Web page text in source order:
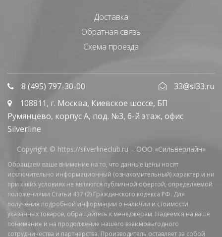
Доставка
Обратная связь
Схема проезда
8 (495) 797-30-00
33@sl33.ru
108811, г. Москва, Киевское шоссе, БП
Румянцево, корпус А, под. №3, 6-й этаж, офис
Silverline
Copyright © https://silverlineclub.ru – ООО «Сильверлайн»
Обращаем ваше внимание на то, что данные цены носят
исключительно информационный (ознакомительный) характер и ни
при каких условиях не являются публичной офертой, определяемой
положениями Статьи 437 (2) Гражданского кодекса РФ. Для
получения подробной информации о наличии и стоимости
указанных товаров, обращайтесь к менеджерам. Надеемся на ваше
понимание и на продолжение нашего взаимовыгодного
сотрудничества и партнерства. Производитель оставляет за собой